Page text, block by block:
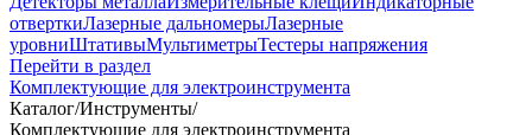
отверткиЛазерные дальномерыЛазерные
уровниШтативыМультиметрыТестеры напряжения
Перейти в раздел
Комплектующие для электроинструмента
Каталог/Инструменты/
Комплектующие для электроинструмента